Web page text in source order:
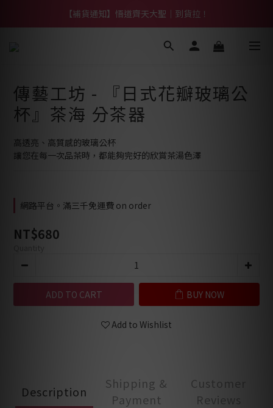
【熱門】馬上有系列！四種寶物幫你財運「轉」進來
【補貨通知】悟道齊天大聖｜到貨拉！
【熱門】馬上有系列！四種寶物幫你財運「轉」進來
傳藝工坊 - 『日式花瓣玻璃公
杯』茶海 分茶器
高透亮、高質感的玻璃公杯
讓您在每一次品茶時，都能夠完好的欣賞茶湯色澤
網路平台。滿三千免運費 on order
NT$680
ADD TO CART BUY NOW
Add to Wishlist
Description
Shipping &
Payment
Customer
Reviews